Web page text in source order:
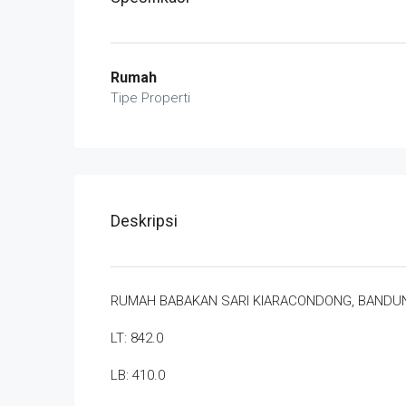
Rumah
Tipe Properti
Deskripsi
RUMAH BABAKAN SARI KIARACONDONG,
LT: 842.0
LB: 410.0